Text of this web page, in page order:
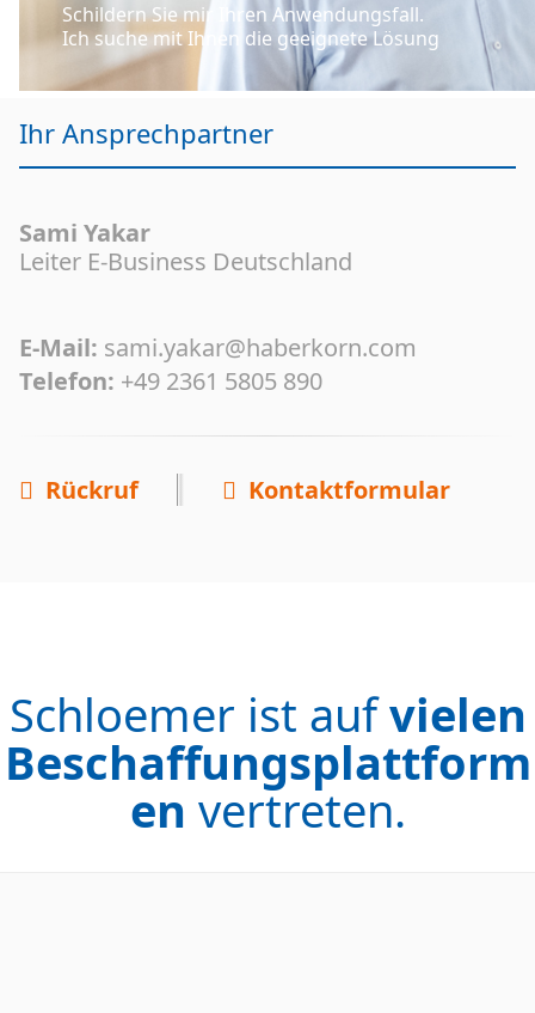
Schildern Sie mir Ihren Anwendungsfall.
Ich suche mit Ihnen die geeignete Lösung
Ihr Ansprechpartner
Sami Yakar
Leiter E-Business Deutschland
E-Mail: sami.yakar@haberkorn.com
Telefon: +49 2361 5805 890
Rückruf Kontaktformular
Schloemer ist aufvielen
Beschaffungsplattform
en vertreten.